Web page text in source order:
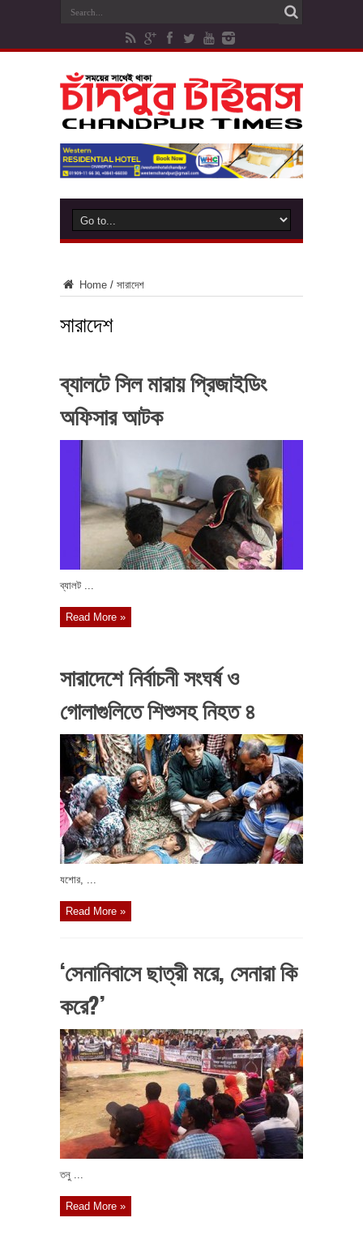
Home / সারাদেশ
সারাদেশ
ব্যালটে সিল মারায় প্রিজাইডিং
অফিসার আটক
ব্যালট ...
Read More »
সারাদেশে নির্বাচনী সংঘর্ষ ও
গোলাগুলিতে শিশুসহ নিহত ৪
যশোর, ...
Read More »
‘সেনানিবাসে ছাত্রী মরে, সেনারা কি
করে?’
তনু ...
Read More »